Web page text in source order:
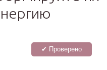
✔ Проверено